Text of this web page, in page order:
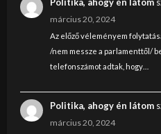
március 20, 2024
Az előző véleményem
/nem messze a parlamenttől/
telefonszámot adtak, hogy…
Politika, ahogy én látom
március 20, 2024